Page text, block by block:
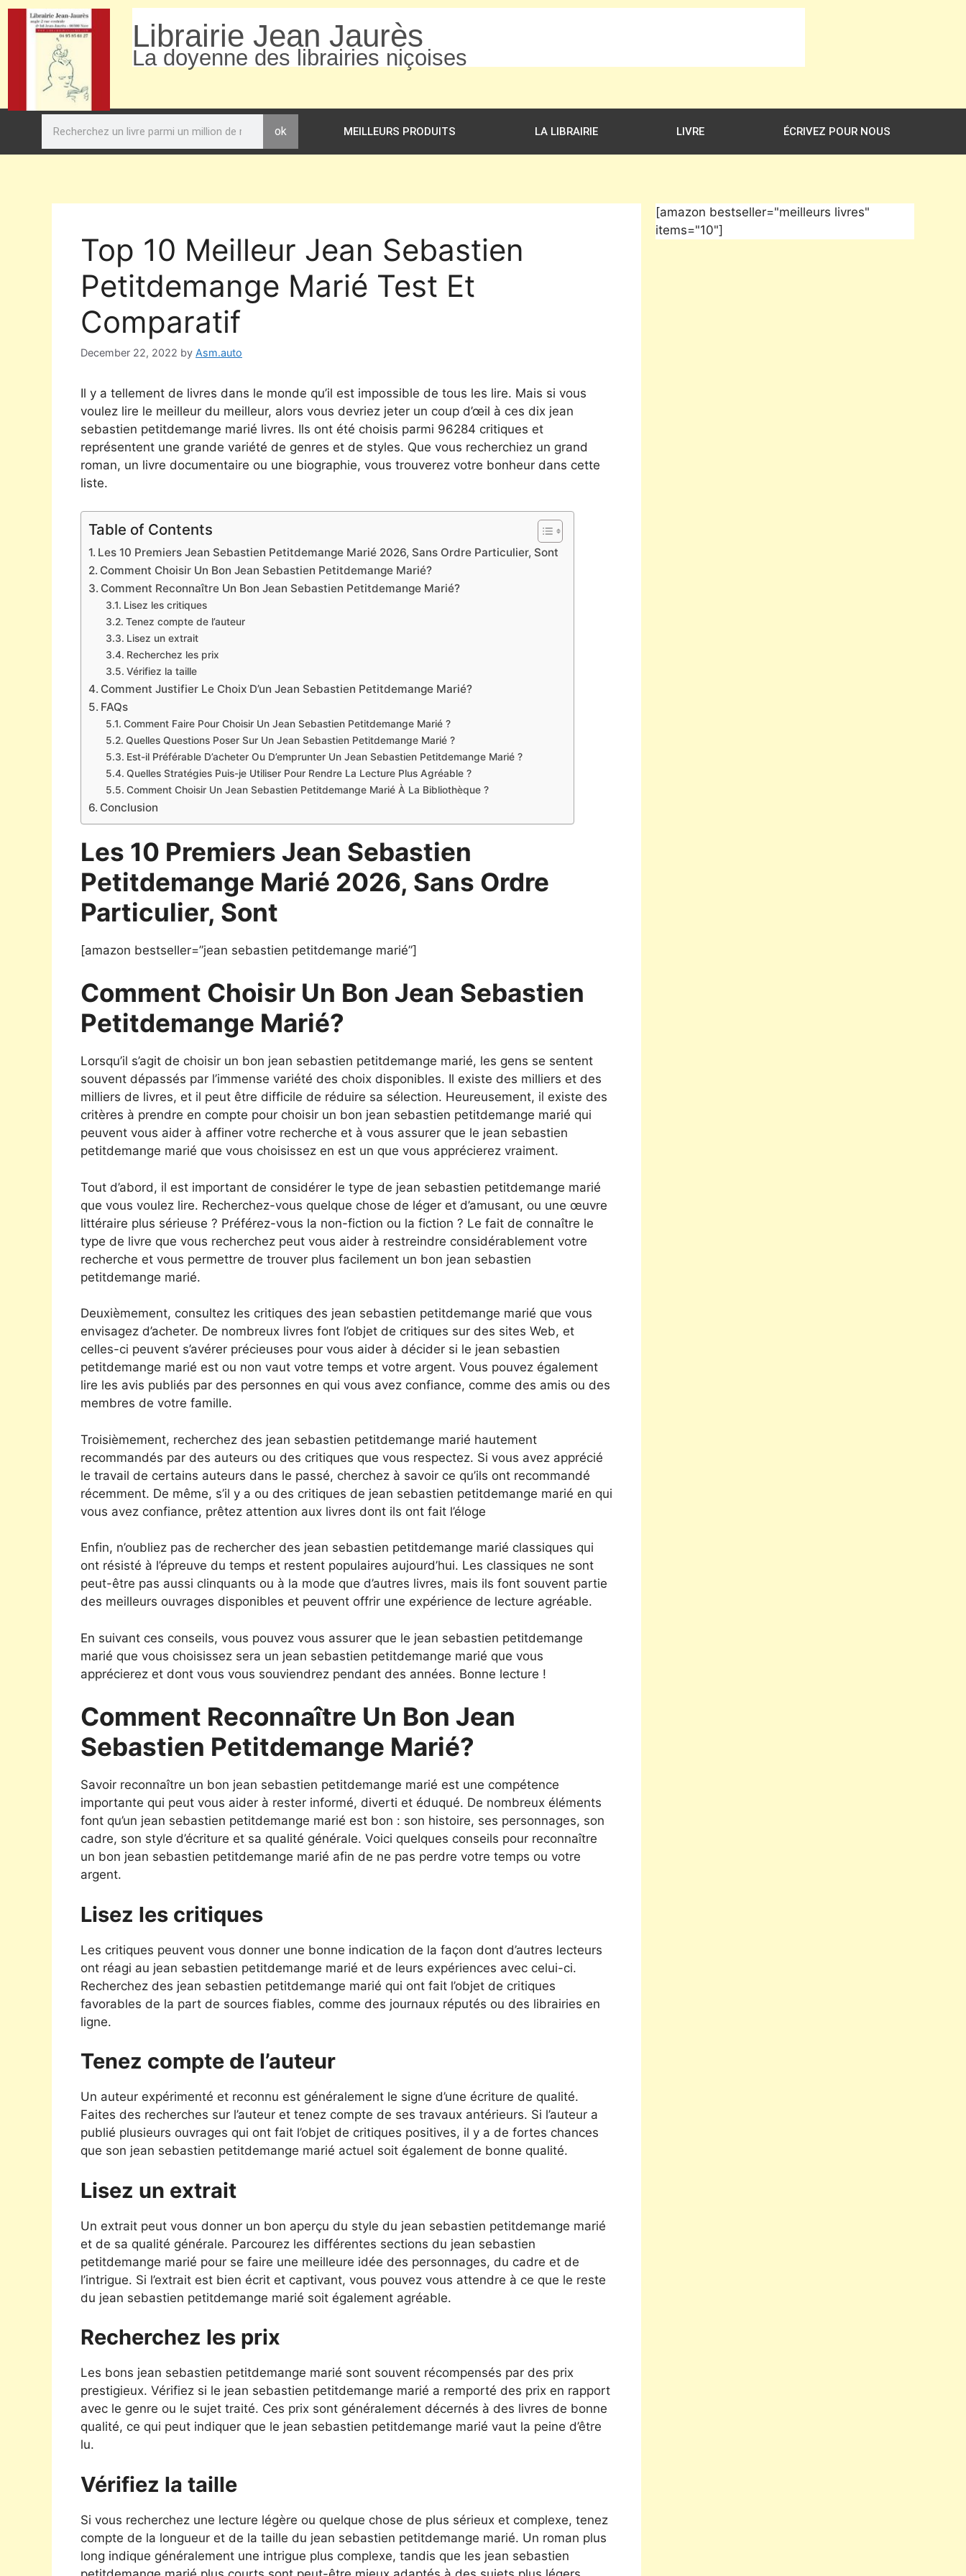
Librairie Jean Jaurès
La doyenne des librairies niçoises
ok MEILLEURS PRODUITS LA LIBRAIRIE LIVRE ÉCRIVEZ POUR NOUS
Top 10 Meilleur Jean Sebastien
Petitdemange Marié Test Et
Comparatif
December 22, 2022 by Asm.auto
Il y a tellement de livres dans le monde qu’il est impossible de tous les lire. Mais si vous
voulez lire le meilleur du meilleur, alors vous devriez jeter un coup d’œil à ces dix jean
sebastien petitdemange marié livres. Ils ont été choisis parmi 96284 critiques et
représentent une grande variété de genres et de styles. Que vous recherchiez un grand
roman, un livre documentaire ou une biographie, vous trouverez votre bonheur dans cette
liste.
Table of Contents
Les 10 Premiers Jean Sebastien Petitdemange Marié 2026, Sans Ordre Particulier, Sont
Comment Choisir Un Bon Jean Sebastien Petitdemange Marié?
Comment Reconnaître Un Bon Jean Sebastien Petitdemange Marié?
Lisez les critiques
Tenez compte de l’auteur
Lisez un extrait
Recherchez les prix
Vérifiez la taille
Comment Justifier Le Choix D’un Jean Sebastien Petitdemange Marié?
FAQs
Comment Faire Pour Choisir Un Jean Sebastien Petitdemange Marié ?
Quelles Questions Poser Sur Un Jean Sebastien Petitdemange Marié ?
Est-il Préférable D’acheter Ou D’emprunter Un Jean Sebastien Petitdemange Marié ?
Quelles Stratégies Puis-je Utiliser Pour Rendre La Lecture Plus Agréable ?
Comment Choisir Un Jean Sebastien Petitdemange Marié À La Bibliothèque ?
Conclusion
Les 10 Premiers Jean Sebastien
Petitdemange Marié 2026, Sans Ordre
Particulier, Sont
[amazon bestseller=”jean sebastien petitdemange marié”]
Comment Choisir Un Bon Jean Sebastien
Petitdemange Marié?
Lorsqu’il s’agit de choisir un bon jean sebastien petitdemange marié, les gens se sentent
souvent dépassés par l’immense variété des choix disponibles. Il existe des milliers et des
milliers de livres, et il peut être difficile de réduire sa sélection. Heureusement, il existe des
critères à prendre en compte pour choisir un bon jean sebastien petitdemange marié qui
peuvent vous aider à affiner votre recherche et à vous assurer que le jean sebastien
petitdemange marié que vous choisissez en est un que vous apprécierez vraiment.
Tout d’abord, il est important de considérer le type de jean sebastien petitdemange marié
que vous voulez lire. Recherchez-vous quelque chose de léger et d’amusant, ou une œuvre
littéraire plus sérieuse ? Préférez-vous la non-fiction ou la fiction ? Le fait de connaître le
type de livre que vous recherchez peut vous aider à restreindre considérablement votre
recherche et vous permettre de trouver plus facilement un bon jean sebastien
petitdemange marié.
Deuxièmement, consultez les critiques des jean sebastien petitdemange marié que vous
envisagez d’acheter. De nombreux livres font l’objet de critiques sur des sites Web, et
celles-ci peuvent s’avérer précieuses pour vous aider à décider si le jean sebastien
petitdemange marié est ou non vaut votre temps et votre argent. Vous pouvez également
lire les avis publiés par des personnes en qui vous avez confiance, comme des amis ou des
membres de votre famille.
Troisièmement, recherchez des jean sebastien petitdemange marié hautement
recommandés par des auteurs ou des critiques que vous respectez. Si vous avez apprécié
le travail de certains auteurs dans le passé, cherchez à savoir ce qu’ils ont recommandé
récemment. De même, s’il y a ou des critiques de jean sebastien petitdemange marié en qui
vous avez confiance, prêtez attention aux livres dont ils ont fait l’éloge
Enfin, n’oubliez pas de rechercher des jean sebastien petitdemange marié classiques qui
ont résisté à l’épreuve du temps et restent populaires aujourd’hui. Les classiques ne sont
peut-être pas aussi clinquants ou à la mode que d’autres livres, mais ils font souvent partie
des meilleurs ouvrages disponibles et peuvent offrir une expérience de lecture agréable.
En suivant ces conseils, vous pouvez vous assurer que le jean sebastien petitdemange
marié que vous choisissez sera un jean sebastien petitdemange marié que vous
apprécierez et dont vous vous souviendrez pendant des années. Bonne lecture !
Comment Reconnaître Un Bon Jean
Sebastien Petitdemange Marié?
Savoir reconnaître un bon jean sebastien petitdemange marié est une compétence
importante qui peut vous aider à rester informé, diverti et éduqué. De nombreux éléments
font qu’un jean sebastien petitdemange marié est bon : son histoire, ses personnages, son
cadre, son style d’écriture et sa qualité générale. Voici quelques conseils pour reconnaître
un bon jean sebastien petitdemange marié afin de ne pas perdre votre temps ou votre
argent.
Lisez les critiques
Les critiques peuvent vous donner une bonne indication de la façon dont d’autres lecteurs
ont réagi au jean sebastien petitdemange marié et de leurs expériences avec celui-ci.
Recherchez des jean sebastien petitdemange marié qui ont fait l’objet de critiques
favorables de la part de sources fiables, comme des journaux réputés ou des librairies en
ligne.
Tenez compte de l’auteur
Un auteur expérimenté et reconnu est généralement le signe d’une écriture de qualité.
Faites des recherches sur l’auteur et tenez compte de ses travaux antérieurs. Si l’auteur a
publié plusieurs ouvrages qui ont fait l’objet de critiques positives, il y a de fortes chances
que son jean sebastien petitdemange marié actuel soit également de bonne qualité.
Lisez un extrait
Un extrait peut vous donner un bon aperçu du style du jean sebastien petitdemange marié
et de sa qualité générale. Parcourez les différentes sections du jean sebastien
petitdemange marié pour se faire une meilleure idée des personnages, du cadre et de
l’intrigue. Si l’extrait est bien écrit et captivant, vous pouvez vous attendre à ce que le reste
du jean sebastien petitdemange marié soit également agréable.
Recherchez les prix
Les bons jean sebastien petitdemange marié sont souvent récompensés par des prix
prestigieux. Vérifiez si le jean sebastien petitdemange marié a remporté des prix en rapport
avec le genre ou le sujet traité. Ces prix sont généralement décernés à des livres de bonne
qualité, ce qui peut indiquer que le jean sebastien petitdemange marié vaut la peine d’être
lu.
Vérifiez la taille
Si vous recherchez une lecture légère ou quelque chose de plus sérieux et complexe, tenez
compte de la longueur et de la taille du jean sebastien petitdemange marié. Un roman plus
long indique généralement une intrigue plus complexe, tandis que les jean sebastien
[amazon bestseller="meilleurs livres"
items="10"]